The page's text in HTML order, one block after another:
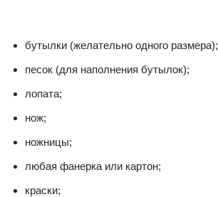
бутылки (желательно одного размера);
песок (для наполнения бутылок);
лопата;
нож;
ножницы;
любая фанерка или картон;
краски;